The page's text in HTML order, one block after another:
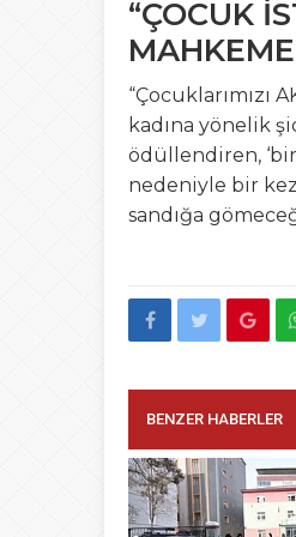
“ÇOCUK
“Çocuklarımızı
kadına yönelik
ödüllendiren,
nedeniyle bir
sandığa
BENZER HABERLER